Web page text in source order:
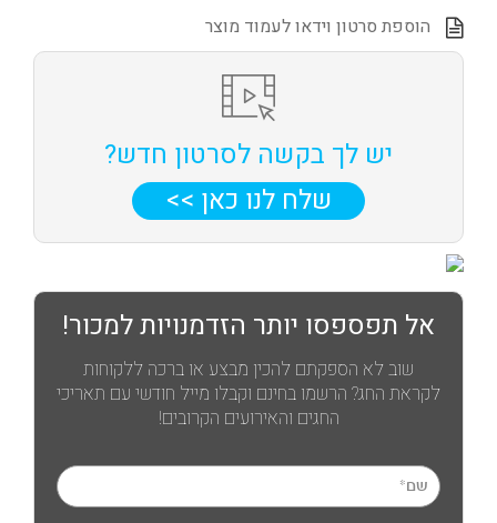
הוספת סרטון וידאו לעמוד מוצר
יש לך בקשה לסרטון חדש?
שלח לנו כאן >>
אל תפספסו יותר הזדמנויות למכור!
שוב לא הספקתם להכין מבצע או ברכה ללקוחות
לקראת החג? הרשמו בחינם וקבלו מייל חודשי עם תאריכי
החגים והאירועים הקרובים!